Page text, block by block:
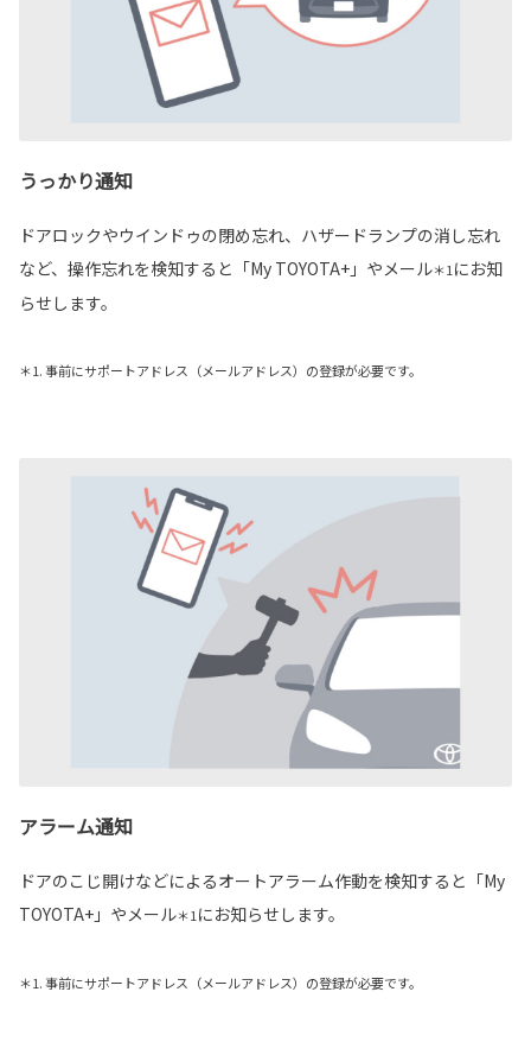
うっかり通知
ドアロックやウインドゥの閉め忘れ、ハザードランプの消し忘れ
など、操作忘れを検知すると「My TOYOTA+」やメール＊1 にお知
らせします。
＊1. 事前にサポートアドレス（メールアドレス）の登録が必要です。
アラーム通知
ドアのこじ開けなどによるオートアラーム作動を検知すると「My
TOYOTA+」やメール＊1 にお知らせします。
＊1. 事前にサポートアドレス（メールアドレス）の登録が必要です。